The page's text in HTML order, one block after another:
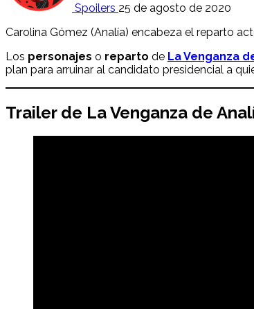
Spoilers 25 de agosto de 2020
Carolina Gómez (Analía) encabeza el reparto
Los personajes o reparto de La Venganza
plan para arruinar al candidato presidencial a
Trailer de La Venganza de